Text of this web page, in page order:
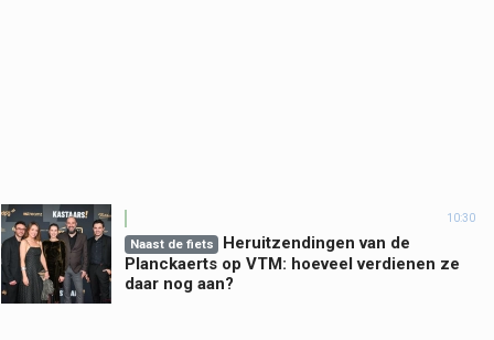
10:30
Naast de fiets
Heruitzendingen van de
Planckaerts op VTM: hoeveel verdienen ze
daar nog aan?